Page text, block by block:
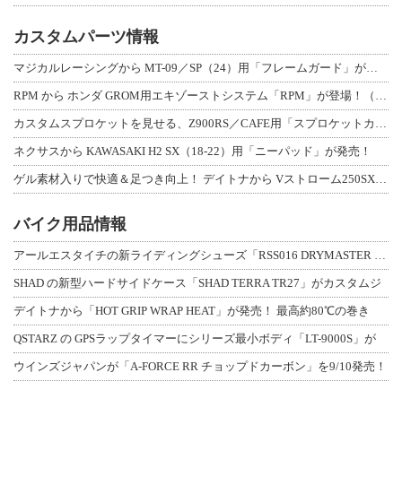
カスタムパーツ情報
マジカルレーシングから MT-09／SP（24）用「フレームガード」が登場！
RPM から ホンダ GROM用エキゾーストシステム「RPM」が登場！（動画あり
カスタムスプロケットを見せる、Z900RS／CAFE用「スプロケットカバーフルキ
ネクサスから KAWASAKI H2 SX（18-22）用「ニーパッド」が発売！
ゲル素材入りで快適＆足つき向上！ デイトナから Vストローム250SX用「快適ロ
バイク用品情報
アールエスタイチの新ライディングシューズ「RSS016 DRYMASTER スト
SHAD の新型ハードサイドケース「SHAD TERRA TR27」がカスタムジ
デイトナから「HOT GRIP WRAP HEAT」が発売！ 最高約80℃の巻き
QSTARZ の GPSラップタイマーにシリーズ最小ボディ「LT-9000S」が
ウインズジャパンが「A-FORCE RR チョップドカーボン」を9/10発売！